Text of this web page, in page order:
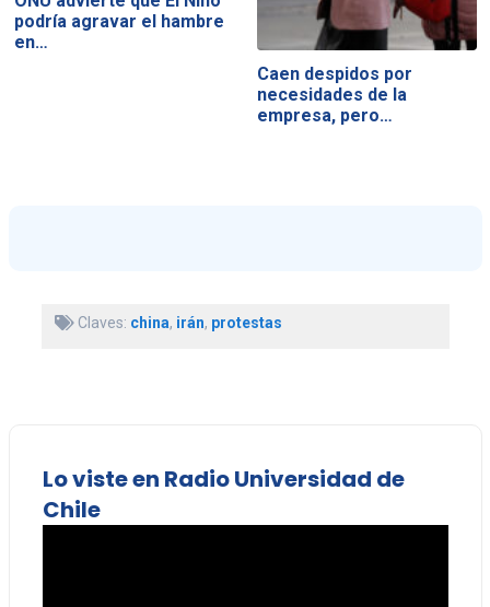
podría agravar el hambre
en…
Caen despidos por
necesidades de la
empresa, pero…
Claves: china, irán, protestas
Lo viste en Radio Universidad de
Chile